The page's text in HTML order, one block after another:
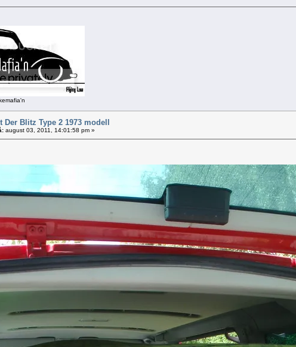
Der Blitz Type 2 1973 modell
august 03, 2011, 14:01:58 pm »